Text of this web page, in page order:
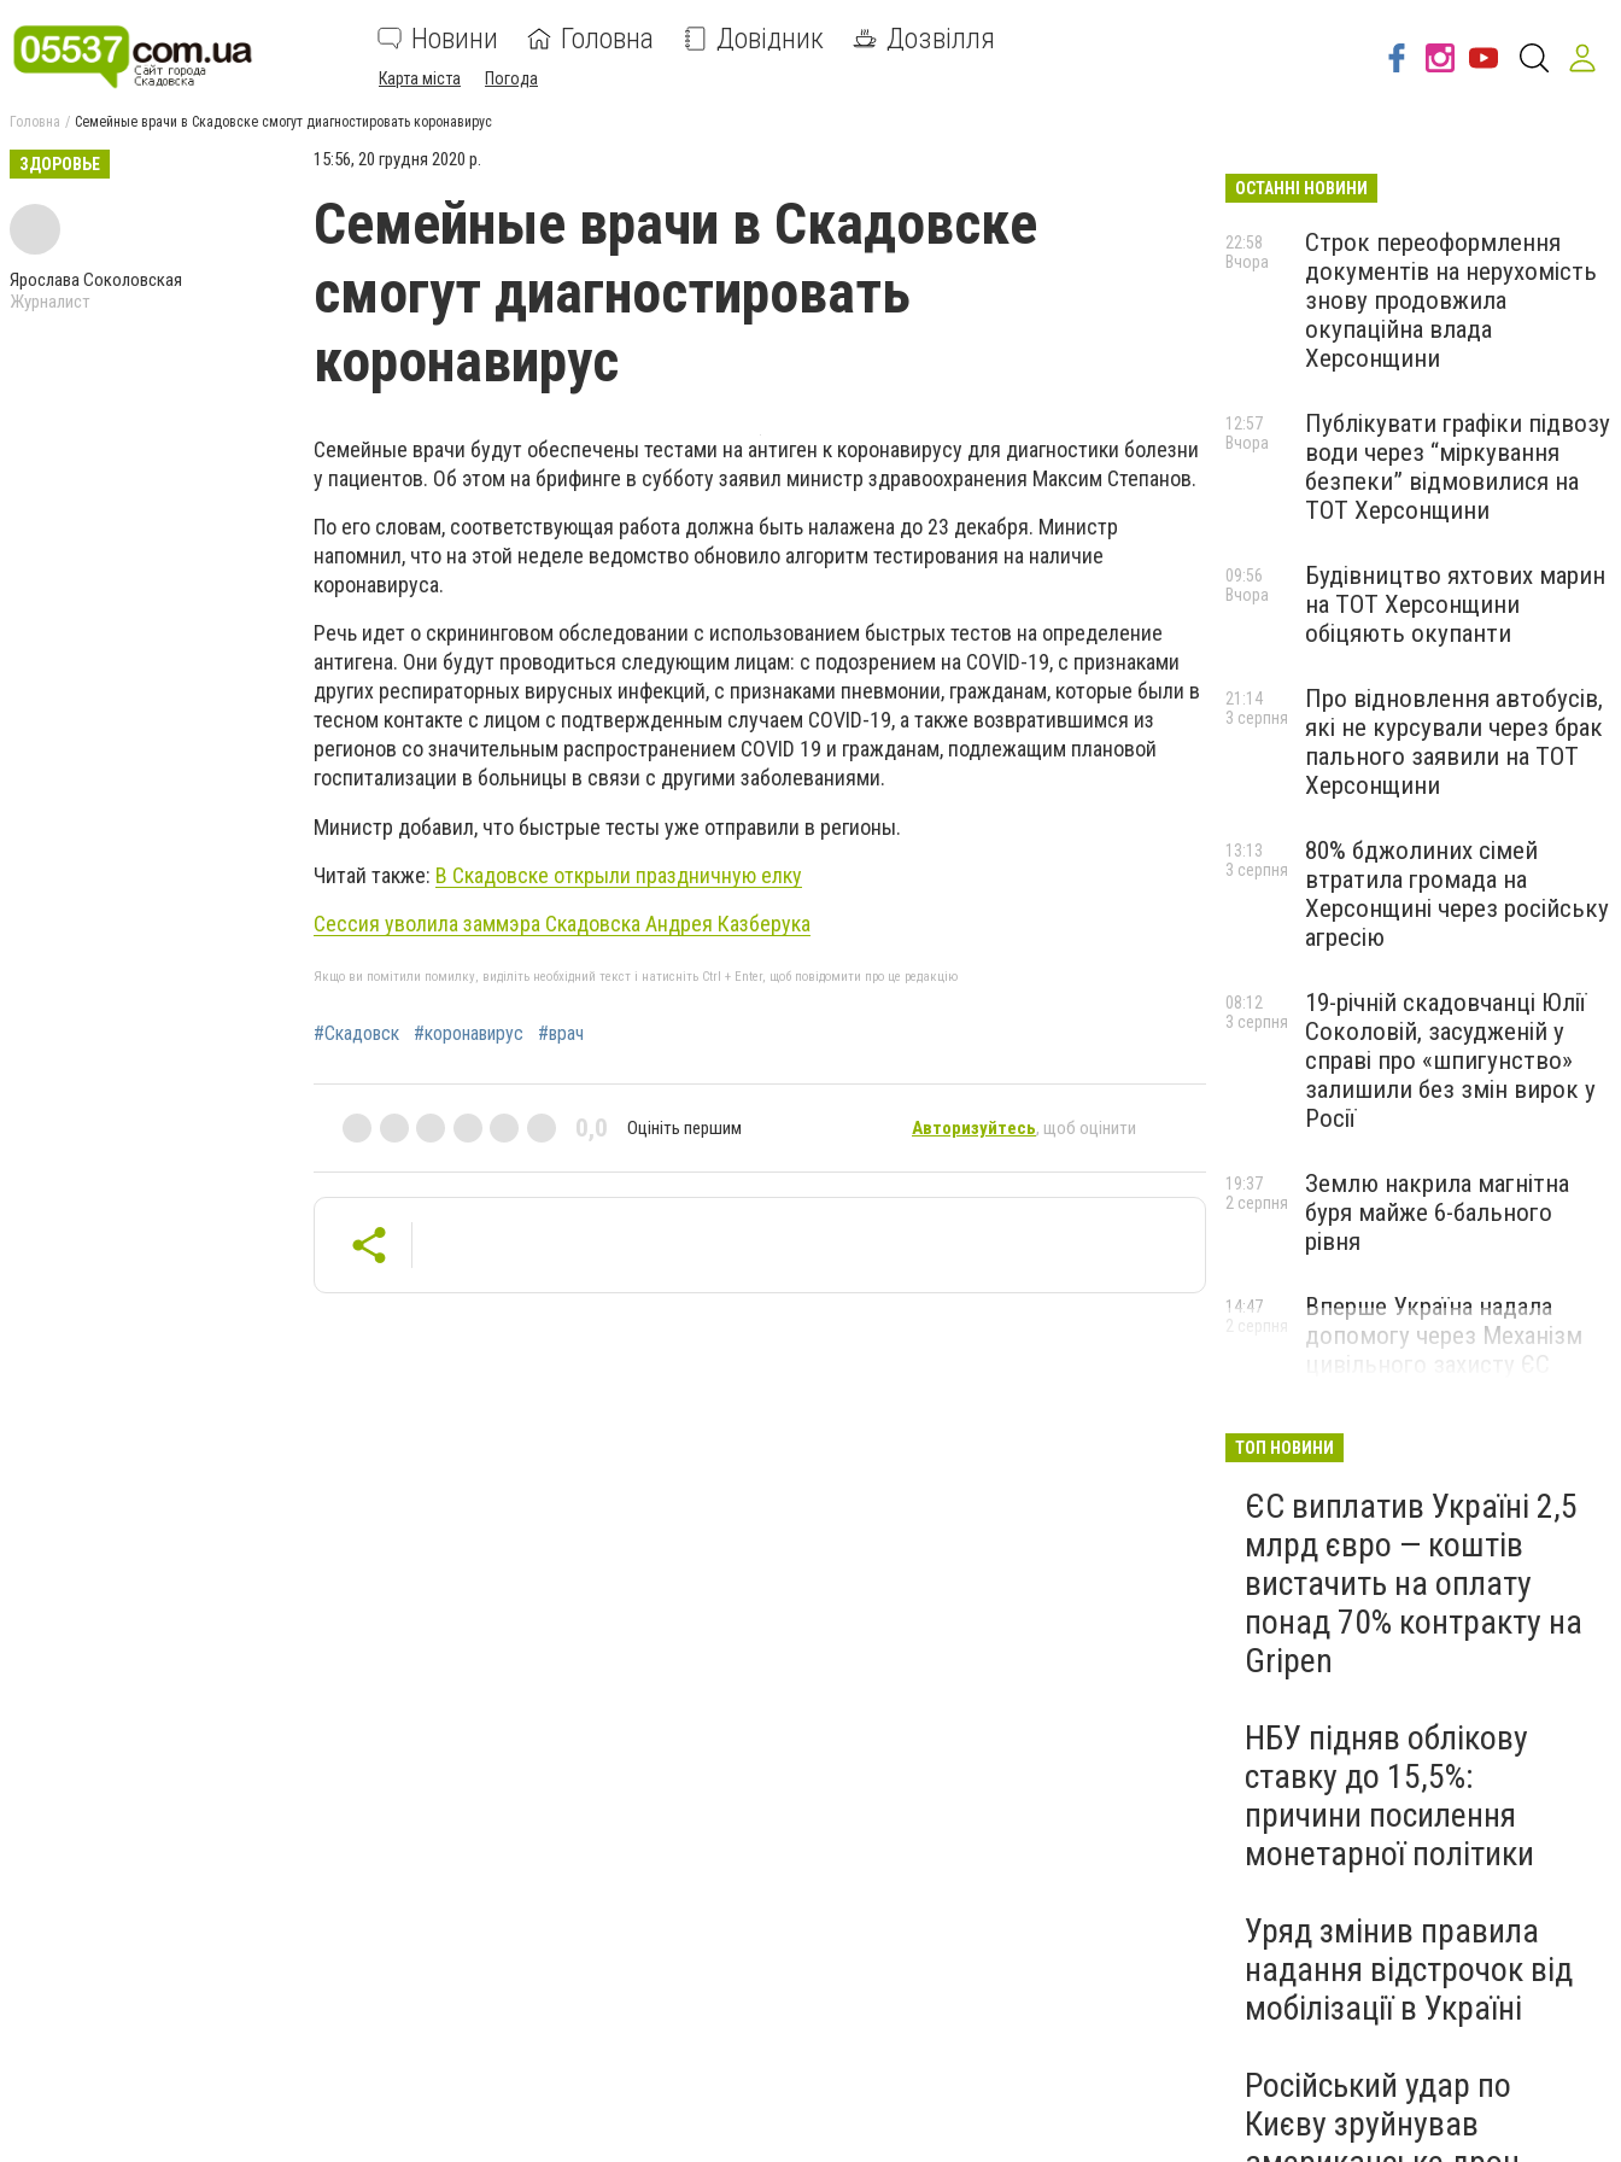
Новини Головна Довідник Дозвілля
Карта міста Погода
Головна Семейные врачи в Скадовске смогут диагностировать коронавирус
ЗДОРОВЬЕ
Ярослава Соколовская
Журналист
15:56, 20 грудня 2020 р.
Семейные врачи в Скадовске
смогут диагностировать
коронавирус
Семейные врачи будут обеспечены тестами на антиген к коронавирусу для диагностики болезни
у пациентов. Об этом на брифинге в субботу заявил министр здравоохранения Максим Степанов.
По его словам, соответствующая работа должна быть налажена до 23 декабря. Министр
напомнил, что на этой неделе ведомство обновило алгоритм тестирования на наличие
коронавируса.
Речь идет о скрининговом обследовании с использованием быстрых тестов на определение
антигена. Они будут проводиться следующим лицам: с подозрением на COVID-19, с признаками
других респираторных вирусных инфекций, с признаками пневмонии, гражданам, которые были в
тесном контакте с лицом с подтвержденным случаем COVID-19, а также возвратившимся из
регионов со значительным распространением COVID 19 и гражданам, подлежащим плановой
госпитализации в больницы в связи с другими заболеваниями.
Министр добавил, что быстрые тесты уже отправили в регионы.
Читай также: В Скадовске открыли праздничную елку
Сессия уволила заммэра Скадовска Андрея Казберука
Якщо ви помітили помилку, виділіть необхідний текст і натисніть Ctrl + Enter, щоб повідомити про це редакцію
#Скадовск #коронавирус #врач
0,0 Оцініть першим Авторизуйтесь, щоб оцінити
ОСТАННІ НОВИНИ
Строк переоформлення
документів на нерухомість
знову продовжила
окупаційна влада
Херсонщини
22:58
Вчора
Публікувати графіки підвозу
води через “міркування
безпеки” відмовилися на
ТОТ Херсонщини
12:57
Вчора
Будівництво яхтових марин
на ТОТ Херсонщини
обіцяють окупанти
09:56
Вчора
Про відновлення автобусів,
які не курсували через брак
пального заявили на ТОТ
Херсонщини
21:14
3 серпня
80% бджолиних сімей
втратила громада на
Херсонщині через російську
агресію
13:13
3 серпня
19-річній скадовчанці Юлії
Соколовій, засудженій у
справі про «шпигунство»
залишили без змін вирок у
Росії
08:12
3 серпня
Землю накрила магнітна
буря майже 6-бального
рівня
19:37
2 серпня
Вперше Україна надала
допомогу через Механізм
цивільного захисту ЄС
14:47
2 серпня
ТОП НОВИНИ
ЄС виплатив Україні 2,5
млрд євро — коштів
вистачить на оплату
понад 70% контракту на
Gripen
НБУ підняв облікову
ставку до 15,5%:
причини посилення
монетарної політики
Уряд змінив правила
надання відстрочок від
мобілізації в Україні
Російський удар по
Києву зруйнував